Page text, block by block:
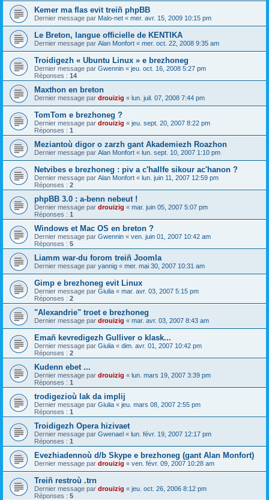
Kemer ma flas evit treiñ phpBB
Dernier message par Malo-net « mer. avr. 15, 2009 10:15 pm
Le Breton, langue officielle de KENTIKA
Dernier message par Alan Monfort « mer. oct. 22, 2008 9:35 am
Troidigezh « Ubuntu Linux » e brezhoneg
Dernier message par Gwennin « jeu. oct. 16, 2008 5:27 pm
Réponses : 14
Maxthon en breton
Dernier message par drouizig « lun. juil. 07, 2008 7:44 pm
TomTom e brezhoneg ?
Dernier message par drouizig « jeu. sept. 20, 2007 8:22 pm
Réponses : 1
Meziantoù digor o zarzh gant Akademiezh Roazhon
Dernier message par Alan Monfort « lun. sept. 10, 2007 1:10 pm
Netvibes e brezhoneg : piv a c'hallfe sikour ac'hanon ?
Dernier message par Alan Monfort « lun. juin 11, 2007 12:59 pm
Réponses : 2
phpBB 3.0 : a-benn nebeut !
Dernier message par drouizig « mar. juin 05, 2007 5:07 pm
Réponses : 1
Windows et Mac OS en breton ?
Dernier message par Gwennin « ven. juin 01, 2007 10:42 am
Réponses : 5
Liamm war-du forom treiñ Joomla
Dernier message par yannig « mer. mai 30, 2007 10:31 am
Gimp e brezhoneg evit Linux
Dernier message par Giulia « mar. avr. 03, 2007 5:15 pm
Réponses : 2
"Alexandrie" troet e brezhoneg
Dernier message par drouizig « mar. avr. 03, 2007 8:43 am
Emañ kevredigezh Gulliver o klask...
Dernier message par Giulia « dim. avr. 01, 2007 10:42 pm
Réponses : 2
Kudenn ebet ...
Dernier message par drouizig « lun. mars 19, 2007 3:39 pm
Réponses : 1
trodigezioù lak da implij
Dernier message par Giulia « jeu. mars 08, 2007 2:55 pm
Réponses : 1
Troidigezh Opera hizivaet
Dernier message par Gwenael « lun. févr. 19, 2007 12:17 pm
Réponses : 1
Evezhiadennoù d/b Skype e brezhoneg (gant Alan Monfort)
Dernier message par drouizig « ven. févr. 09, 2007 10:28 am
Treiñ restroù .trn
Dernier message par drouizig « jeu. oct. 26, 2006 8:12 pm
Réponses : 5